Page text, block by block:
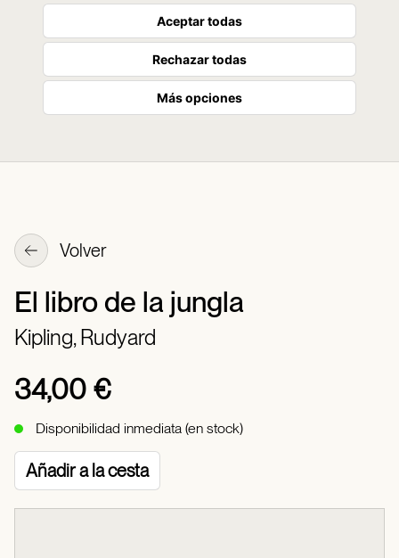
Aceptar todas
Rechazar todas
Más opciones
Volver
El libro de la jungla
Kipling, Rudyard
34,00 €
Disponibilidad inmediata (en stock)
Añadir a la cesta